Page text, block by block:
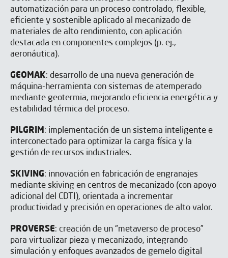
automatización para un proceso controlado, flexible,
eficiente y sostenible aplicado al mecanizado de
materiales de alto rendimiento, con aplicación
destacada en componentes complejos (p. ej.,
aeronáutica).
GEOMAK: desarrollo de una nueva generación de
máquina-herramienta con sistemas de atemperado
mediante geotermia, mejorando eficiencia energética y
estabilidad térmica del proceso.
PILGRIM: implementación de un sistema inteligente e
interconectado para optimizar la carga física y la
gestión de recursos industriales.
SKIVING: innovación en fabricación de engranajes
mediante skiving en centros de mecanizado (con apoyo
adicional del CDTI), orientada a incrementar
productividad y precisión en operaciones de alto valor.
PROVERSE: creación de un “metaverso de proceso”
para virtualizar pieza y mecanizado, integrando
simulación y enfoques avanzados de gemelo digital